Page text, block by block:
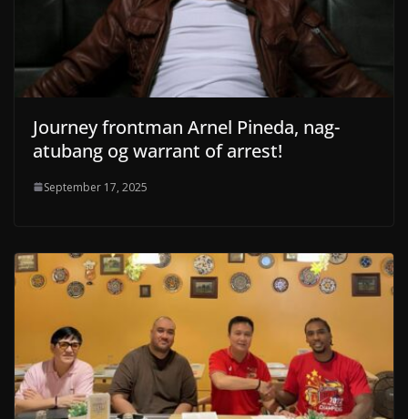
Journey frontman Arnel Pineda, nag-
atubang og warrant of arrest!
September 17, 2025